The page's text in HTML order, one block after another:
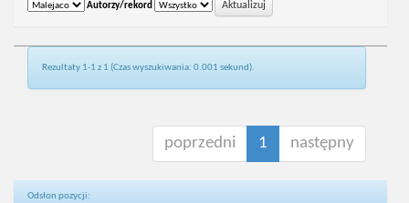
Autorzy/rekord
Rezultaty 1-1 z 1 (Czas wyszukiwania: 0.001 sekund).
poprzedni 1 następny
Odsłon pozycji: